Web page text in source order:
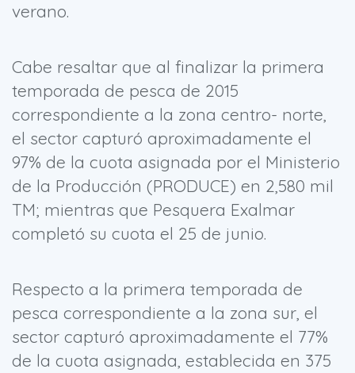
verano.
Cabe resaltar que al finalizar la primera
temporada de pesca de 2015
correspondiente a la zona centro- norte,
el sector capturó aproximadamente el
97% de la cuota asignada por el Ministerio
de la Producción (PRODUCE) en 2,580 mil
TM; mientras que Pesquera Exalmar
completó su cuota el 25 de junio.
Respecto a la primera temporada de
pesca correspondiente a la zona sur, el
sector capturó aproximadamente el 77%
de la cuota asignada, establecida en 375